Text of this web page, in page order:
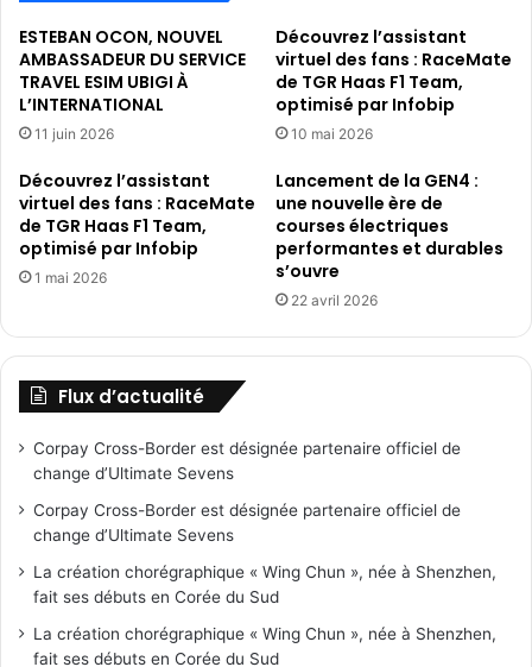
ESTEBAN OCON, NOUVEL
AMBASSADEUR DU SERVICE
TRAVEL ESIM UBIGI À
L’INTERNATIONAL
11 juin 2026
Découvrez l’assistant
virtuel des fans : RaceMate
de TGR Haas F1 Team,
optimisé par Infobip
10 mai 2026
Découvrez l’assistant
virtuel des fans : RaceMate
de TGR Haas F1 Team,
optimisé par Infobip
1 mai 2026
Lancement de la GEN4 :
une nouvelle ère de
courses électriques
performantes et durables
s’ouvre
22 avril 2026
Flux d’actualité
Corpay Cross-Border est désignée partenaire officiel de
change d’Ultimate Sevens
Corpay Cross-Border est désignée partenaire officiel de
change d’Ultimate Sevens
La création chorégraphique « Wing Chun », née à Shenzhen,
fait ses débuts en Corée du Sud
La création chorégraphique « Wing Chun », née à Shenzhen,
fait ses débuts en Corée du Sud